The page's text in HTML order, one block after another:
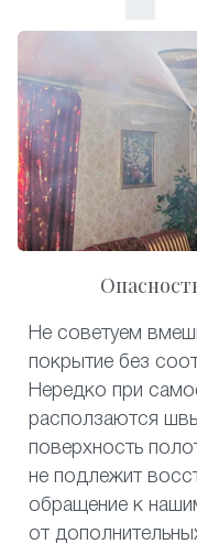
Не советуем
покрытие без
Нередко при
расползаются
поверхность
не подлежит
обращение к
от